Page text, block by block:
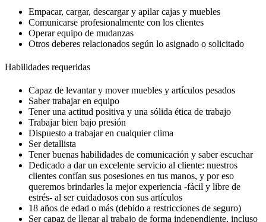
Empacar, cargar, descargar y apilar cajas y muebles
Comunicarse profesionalmente con los clientes
Operar equipo de mudanzas
Otros deberes relacionados según lo asignado o solicitado
Habilidades requeridas
Capaz de levantar y mover muebles y artículos pesados
Saber trabajar en equipo
Tener una actitud positiva y una sólida ética de trabajo
Trabajar bien bajo presión
Dispuesto a trabajar en cualquier clima
Ser detallista
Tener buenas habilidades de comunicación y saber escuchar
Dedicado a dar un excelente servicio al cliente: nuestros
clientes confían sus posesiones en tus manos, y por eso
queremos brindarles la mejor experiencia -fácil y libre de
estrés- al ser cuidadosos con sus artículos
18 años de edad o más (debido a restricciones de seguro)
Ser capaz de llegar al trabajo de forma independiente, incluso